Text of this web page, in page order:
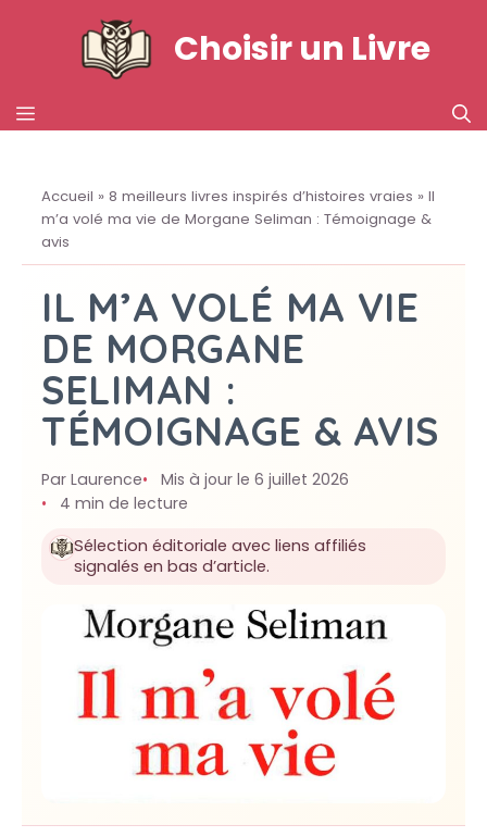
Choisir un Livre
MENU
Accueil » 8 meilleurs livres inspirés d’histoires vraies » Il
m’a volé ma vie de Morgane Seliman : Témoignage &
avis
IL M’A VOLÉ MA VIE
DE MORGANE
SELIMAN :
TÉMOIGNAGE & AVIS
Par Laurence
Mis à jour le 6 juillet 2026
4 min de lecture
Sélection éditoriale avec liens affiliés
signalés en bas d’article.